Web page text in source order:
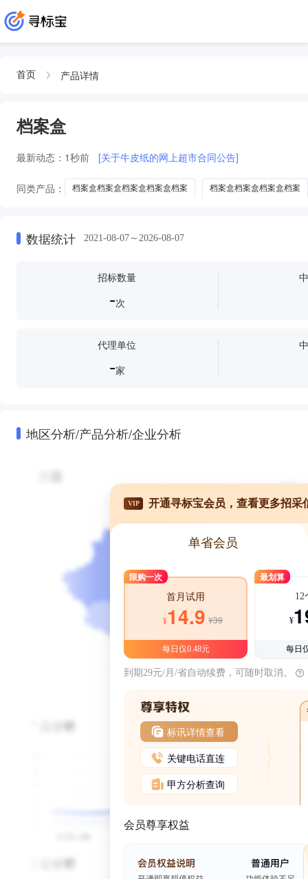
首页 产品详情
档案盒
最新动态： 1秒前 [关于牛皮纸的网上超市合同公告]
同类产品： 档案盒档案盒档案盒档案盒档案 档案盒档案盒档案盒档案
数据统计 2021-08-07～2026-08-07
招标数量
-次
代理单位
-家
地区分析/产品分析/企业分析
VIP 开通寻标宝会员，查看更多招采
单省会员
限购一次
首月试用
¥14.9 ¥39
每日仅0.48元
最划算
12
¥
每日
到期29元/月/省自动续费，可随时取消。
标讯详情查看
关键电话直连
甲方分析查询
会员尊享权益